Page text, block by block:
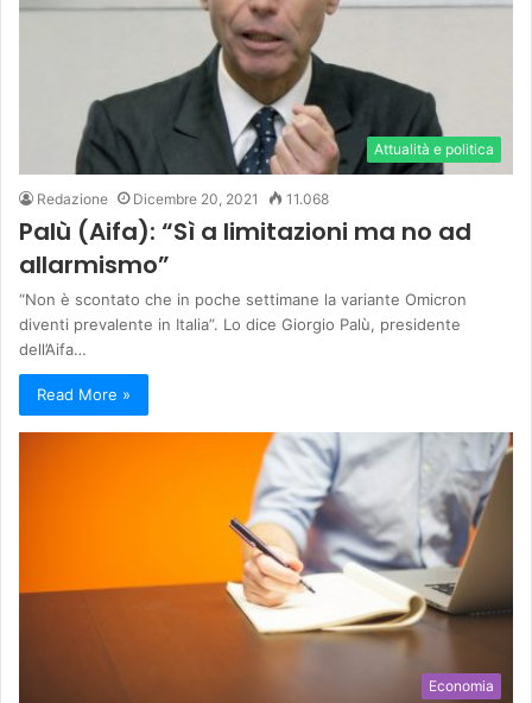
Attualità e politica
Redazione Dicembre 20, 2021 11.068
Palù (Aifa): “Sì a limitazioni ma no ad
allarmismo”
“Non è scontato che in poche settimane la variante Omicron
diventi prevalente in Italia”. Lo dice Giorgio Palù, presidente
dell’Aifa…
Read More »
Economia